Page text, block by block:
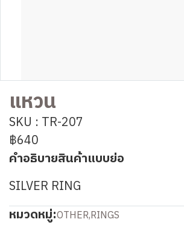
แหวน
SKU : TR-207
฿640
คำอธิบายสินค้าแบบย่อ
SILVER RING
หมวดหมู่:OTHER,RINGS